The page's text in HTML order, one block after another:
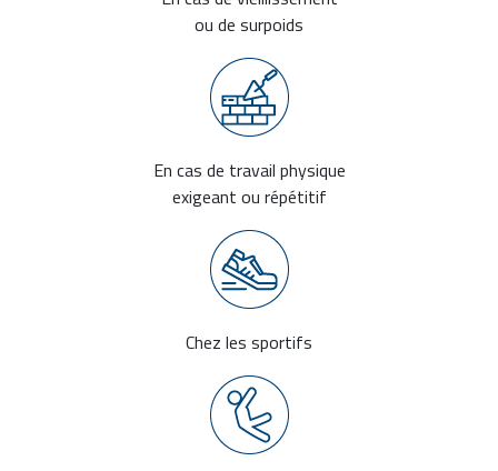
ou de surpoids
En cas de travail physique
exigeant ou répétitif
Chez les sportifs